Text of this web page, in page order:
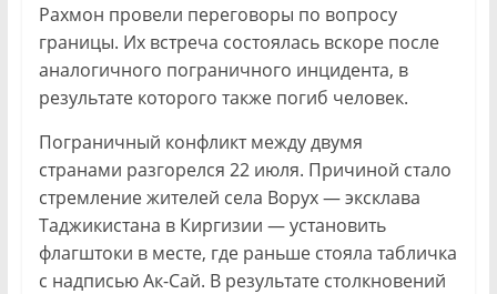
Рахмон провели переговоры по вопросу
границы. Их встреча состоялась вскоре после
аналогичного пограничного инцидента, в
результате которого также погиб человек.
Пограничный конфликт между двумя
странами разгорелся 22 июля. Причиной стало
стремление жителей села Ворух — эксклава
Таджикистана в Киргизии — установить
флагштоки в месте, где раньше стояла табличка
с надписью Ак-Сай. В результате столкновений